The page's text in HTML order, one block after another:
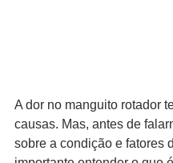
A dor no manguito rotador
causas. Mas, antes de
sobre a condição e fatores